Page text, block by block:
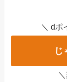
＼ dポ
じ
＼